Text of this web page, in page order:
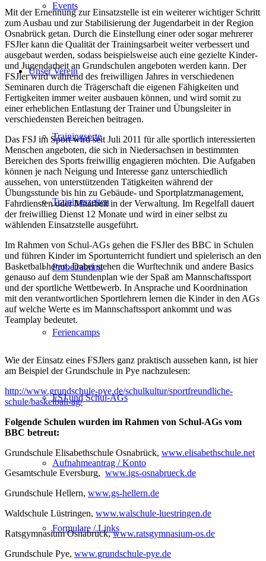
Events
Unser Verein
Trainingsorte
Trainingszeiten
Probetraining
Feriencamps
FSJ und Schul-AGs
Aufnahmeantrag / Konto
Formulare / Links
Mit der Ernennung zur Einsatzstelle ist ein weiterer wichtiger Schritt
zum Ausbau und zur Stabilisierung der Jugendarbeit in der Region
Osnabrück getan. Durch die Einstellung einer oder sogar mehrerer
FSJler kann die Qualität der Trainingsarbeit weiter verbessert und
ausgebaut werden, sodass beispielsweise auch eine gezielte Kinder-
und Jugendarbeit an Grundschulen angeboten werden kann. Der
FSJler wird während des freiwilligen Jahres in verschiedenen
Seminaren durch die Trägerschaft die eigenen Fähigkeiten und
Fertigkeiten immer weiter ausbauen können, und wird somit zu
einer erheblichen Entlastung der Trainer und Übungsleiter in
verschiedensten Bereichen beitragen.
Das FSJ im Sport wird seit Juli 2011 für alle sportlich interessierten
Menschen angeboten, die sich in Niedersachsen in bestimmten
Bereichen des Sports freiwillig engagieren möchten. Die Aufgaben
können je nach Neigung und Interesse ganz unterschiedlich
aussehen, von unterstützenden Tätigkeiten während der
Übungsstunde bis hin zu Gebäude- und Sportplatzmanagement,
Fahrdiensten oder Mitarbeit in der Verwaltung. Im Regelfall dauert
der freiwillieg Dienst 12 Monate und wird in einer selbst zu
wählenden Einsatzstelle ausgeführt.
Im Rahmen von Schul-AGs gehen die FSJler des BBC in Schulen
und führen Kinder im Sportunterricht fundiert und spielerisch an den
Basketball heran. Dabei stehen die Wurftechnik und andere Basics
genauso auf dem Stundenplan wie der Spaß am Mannschaftssport
und der sportliche Wettbewerb. In Ansprache und Koordnination
mit den verantwortlichen Sportlehrern lernen die Kinder in den AGs
auf welche Werte es im Mannschaftssport ankommt und was
Teamplay bedeutet.
Wie der Einsatz eines FSJlers ganz praktisch aussehen kann, ist hier
am Beispiel der Grundschule in Pye nachzulesen:
http://www.grundschule-pye.de/schulkultur/sportfreundliche-
schule/basketball-ag/
Folgende Schulen wurden im Rahmen von Schul-AGs vom
BBC betreut:
Grundschule Elisabethschule Osnabrück, www.elisabethschule.net
Gesamtschule Eversburg, www.igs-osnabrueck.de
Grundschule Hellern, www.gs-hellern.de
Waldschule Lüstringen, www.walschule-luestringen.de
Ratsgymnasium Osnabrück,www.ratsgymnasium-os.de
Grundschule Pye, www.grundschule-pye.de